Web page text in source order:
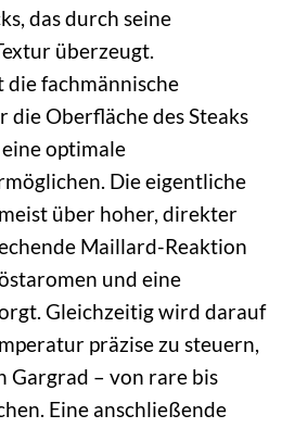
das durch seine
überzeugt.
fachmännische
Oberfläche des Steaks
optimale
Die eigentliche
über hoher, direkter
Maillard-Reaktion
und eine
Gleichzeitig wird darauf
präzise zu steuern,
Gargrad – von rare bis
Eine anschließende